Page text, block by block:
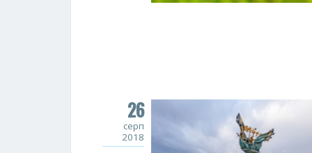
26
серп
2018